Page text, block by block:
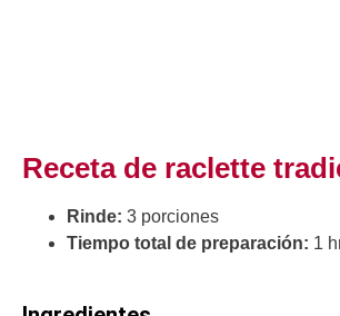
Receta de raclette
Rinde: 3 porciones
Tiempo total de preparación: 1